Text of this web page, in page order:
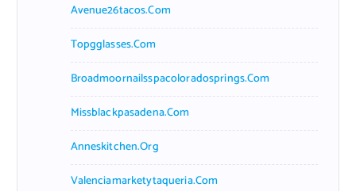
Avenue26tacos.com
Topgglasses.com
Broadmoornailsspacoloradosprings.com
Missblackpasadena.com
Anneskitchen.org
Valenciamarketytaqueria.com